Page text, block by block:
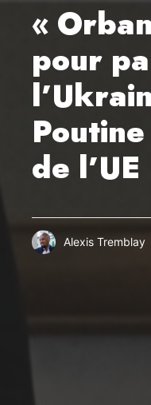
«
pour
de l’UE
Alexis Tremblay